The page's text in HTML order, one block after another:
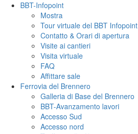
BBT-Infopoint
Mostra
Tour virtuale del BBT Infopoint
Contatto & Orari di apertura
Visite ai cantieri
Visita virtuale
FAQ
Affittare sale
Ferrovia del Brennero
Galleria di Base del Brennero
BBT-Avanzamento lavori
Accesso Sud
Accesso nord